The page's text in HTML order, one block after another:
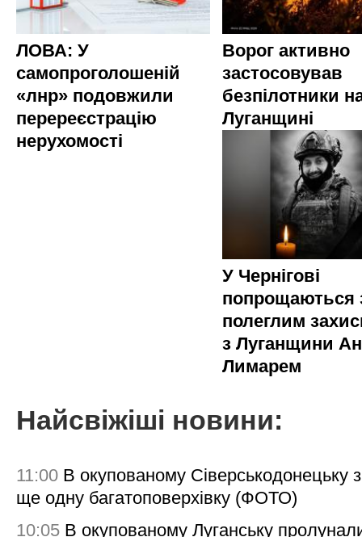
ЛОВА: У
самопроголошеній
«лнр» подовжили
перереєстрацію
нерухомості
Ворог активно
застосовував
безпілотники
Луганщині
У Чернігові
попрощаються
полеглим
з Луганщини
Лимарем
Найсвіжіші новини:
11:00 В окупованому Сіверськодонецьку
ще одну багатоповерхівку (ФОТО)
10:05 В окупованому Луганську